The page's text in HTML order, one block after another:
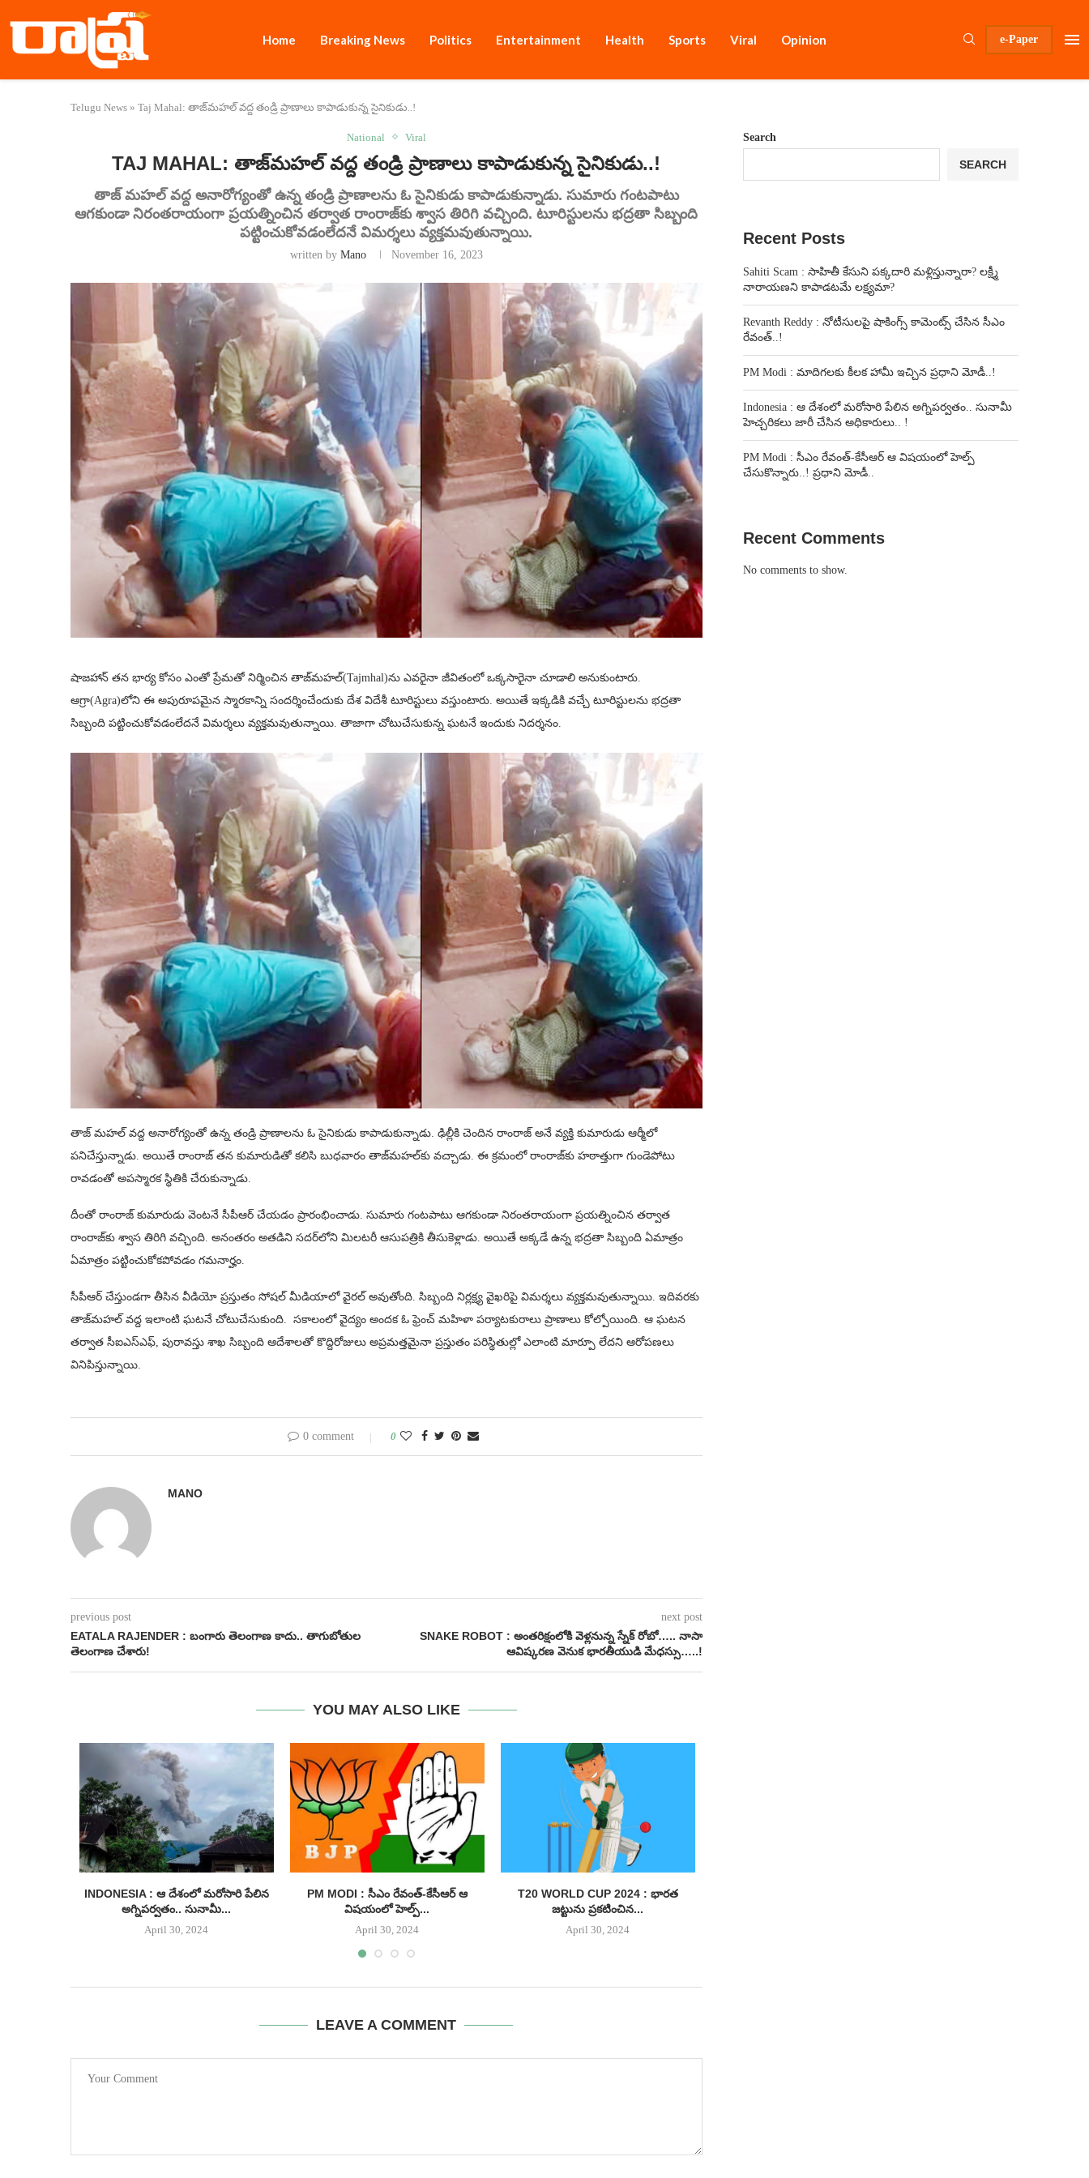
Home Breaking News Politics Entertainment Health Sports Viral Opinion e-Paper
Telugu News » Taj Mahal: తాజ్‌మహల్ వద్ద తండ్రి ప్రాణాలు కాపాడుకున్న సైనికుడు..!
National Viral
TAJ MAHAL: తాజ్‌మహల్ వద్ద తండ్రి ప్రాణాలు కాపాడుకున్న సైనికుడు..!
తాజ్ మహల్‌ వద్ద అనారోగ్యంతో ఉన్న తండ్రి ప్రాణాలను ఓ సైనికుడు కాపాడుకున్నాడు. సుమారు గంటపాటు
ఆగకుండా నిరంతరాయంగా ప్రయత్నించిన తర్వాత రాంరాజ్‌కు శ్వాస తిరిగి వచ్చింది. టూరిస్టులను భద్రతా సిబ్బంది
పట్టించుకోవడంలేదనే విమర్శలు వ్యక్తమవుతున్నాయి.
written by Mano November 16, 2023
షాజహాన్ తన భార్య కోసం ఎంతో ప్రేమతో నిర్మించిన తాజ్‌మహల్‌(Tajmhal)ను ఎవరైనా జీవితంలో ఒక్కసారైనా చూడాలి అనుకుంటారు.
ఆగ్రా(Agra)లోని ఈ అపురూపమైన స్మారకాన్ని సందర్శించేందుకు దేశ విదేశీ టూరిస్టులు వస్తుంటారు. అయితే ఇక్కడికి వచ్చే టూరిస్టులను భద్రతా
సిబ్బంది పట్టించుకోవడంలేదనే విమర్శలు వ్యక్తమవుతున్నాయి. తాజాగా చోటుచేసుకున్న ఘటనే ఇందుకు నిదర్శనం.
తాజ్ మహల్‌ వద్ద అనారోగ్యంతో ఉన్న తండ్రి ప్రాణాలను ఓ సైనికుడు కాపాడుకున్నాడు. ఢిల్లీకి చెందిన రాంరాజ్‌ అనే వ్యక్తి కుమారుడు ఆర్మీలో
పనిచేస్తున్నాడు. అయితే రాంరాజ్‌ తన కుమారుడితో కలిసి బుధవారం తాజ్‌మహల్‌కు వచ్చాడు. ఈ క్రమంలో రాంరాజ్‌కు హఠాత్తుగా గుండెపోటు
రావడంతో అపస్మారక స్థితికి చేరుకున్నాడు.
దీంతో రాంరాజ్‌ కుమారుడు వెంటనే సీపీఆర్ చేయడం ప్రారంభించాడు. సుమారు గంటపాటు ఆగకుండా నిరంతరాయంగా ప్రయత్నించిన తర్వాత
రాంరాజ్‌కు శ్వాస తిరిగి వచ్చింది. అనంతరం అతడిని సదర్‌లోని మిలటరీ ఆసుపత్రికి తీసుకెళ్లాడు. అయితే అక్కడే ఉన్న భద్రతా సిబ్బంది ఏమాత్రం
ఏమాత్రం పట్టించుకోకపోవడం గమనార్హం.
సీపీఆర్ చేస్తుండగా తీసిన వీడియో ప్రస్తుతం సోషల్ మీడియాలో వైరల్ అవుతోంది. సిబ్బంది నిర్లక్ష్య వైఖరిపై విమర్శలు వ్యక్తమవుతున్నాయి. ఇదివరకు
తాజ్‌మహల్ వద్ద ఇలాంటి ఘటనే చోటుచేసుకుంది. సకాలంలో వైద్యం అందక ఓ ఫ్రెంచ్ మహిళా పర్యాటకురాలు ప్రాణాలు కోల్పోయింది. ఆ ఘటన
తర్వాత సీఐఎస్ఎఫ్, పురావస్తు శాఖ సిబ్బంది ఆదేశాలతో కొద్దిరోజులు అప్రమత్తమైనా ప్రస్తుతం పరిస్థితుల్లో ఎలాంటి మార్పూ లేదని ఆరోపణలు
వినిపిస్తున్నాయి.
0 comment 0
MANO
previous post
EATALA RAJENDER : బంగారు తెలంగాణ కాదు.. తాగుబోతుల
తెలంగాణ చేశారు!
next post
SNAKE ROBOT : అంతరిక్షంలోకి వెళ్లనున్న స్నేక్ రోబో….. నాసా
ఆవిష్కరణ వెనుక భారతీయుడి మేధస్సు…..!
YOU MAY ALSO LIKE
INDONESIA : ఆ దేశంలో మరోసారి పేలిన
అగ్నిపర్వతం.. సునామీ...
April 30, 2024
PM MODI : సీఎం రేవంత్-కేసీఆర్ ఆ
విషయంలో హెల్ప్...
April 30, 2024
T20 WORLD CUP 2024 : భారత
జట్టును ప్రకటించిన...
April 30, 2024
LEAVE A COMMENT
Search
SEARCH
Recent Posts
Sahiti Scam : సాహితీ కేసుని పక్కదారి మళ్లిస్తున్నారా? లక్ష్మీ
నారాయణని కాపాడటమే లక్ష్యమా?
Revanth Reddy : నోటీసులపై షాకింగ్స్ కామెంట్స్ చేసిన సీఎం
రేవంత్..!
PM Modi : మాదిగలకు కీలక హామీ ఇచ్చిన ప్రధాని మోడీ..!
Indonesia : ఆ దేశంలో మరోసారి పేలిన అగ్నిపర్వతం.. సునామీ
హెచ్చరికలు జారీ చేసిన అధికారులు.. !
PM Modi : సీఎం రేవంత్-కేసీఆర్ ఆ విషయంలో హెల్ప్
చేసుకొన్నారు..! ప్రధాని మోడీ..
Recent Comments
No comments to show.